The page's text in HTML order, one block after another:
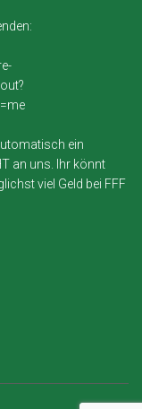
ein
an uns. Ihr könnt
viel Geld bei FFF